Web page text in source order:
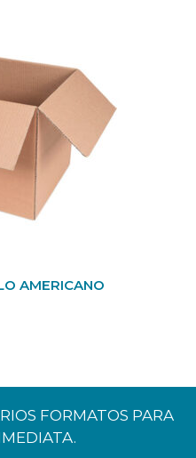
AMERICANO
FORMATOS PARA